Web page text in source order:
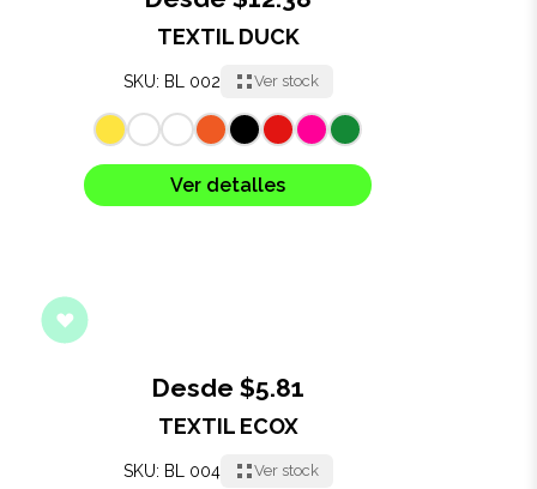
Ecológicos
Tecnología
Llaveros
Herramientas
TEXTIL DUCK
SKU: BL 002 Ver stock
Ver detalles
Desde $5.81
TEXTIL ECOX
SKU: BL 004 Ver stock